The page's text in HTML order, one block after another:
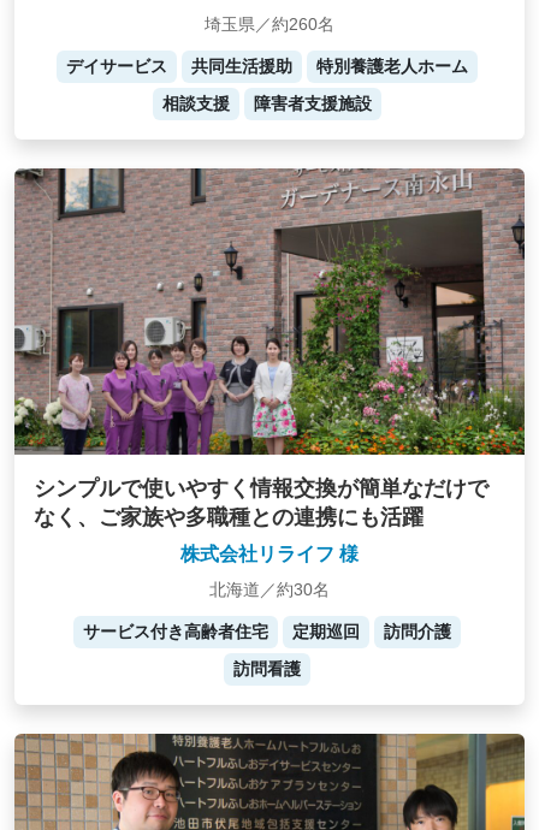
埼玉県／約260名
デイサービス 共同生活援助
特別養護老人ホーム
相談支援
障害者支援施設
シンプルで使いやすく情報交換が簡単なだけで
なく、ご家族や多職種との連携にも活躍
株式会社リライフ 様
北海道／約30名
サービス付き高齢者住宅 定期巡回
訪問介護
訪問看護